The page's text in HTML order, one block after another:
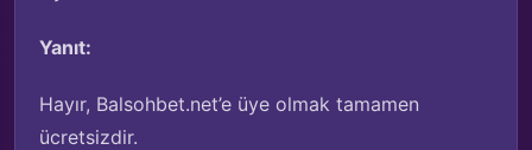
Yanıt:
Hayır, Balsohbet.net’e üye olmak tamamen
ücretsizdir.